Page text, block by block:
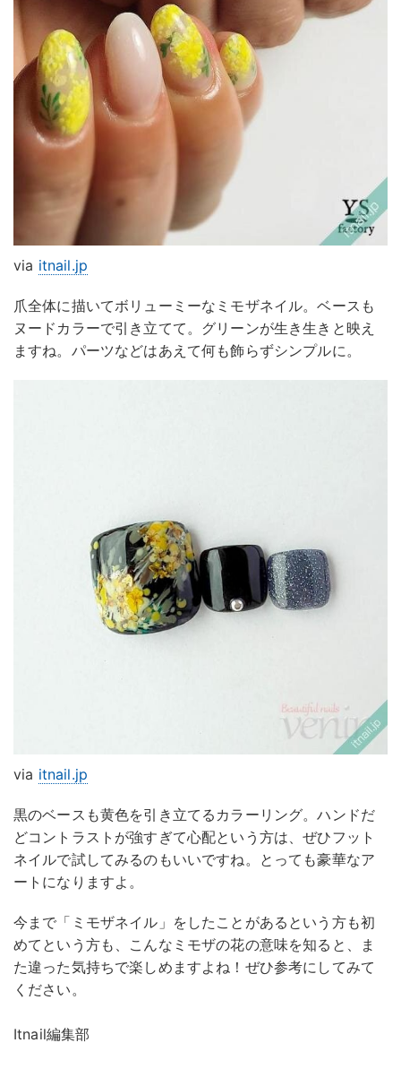
via itnail.jp
爪全体に描いてボリューミーなミモザネイル。ベースも
ヌードカラーで引き立てて。グリーンが生き生きと映え
ますね。パーツなどはあえて何も飾らずシンプルに。
via itnail.jp
黒のベースも黄色を引き立てるカラーリング。ハンドだ
どコントラストが強すぎて心配という方は、ぜひフット
ネイルで試してみるのもいいですね。とっても豪華なア
ートになりますよ。
今まで「ミモザネイル」をしたことがあるという方も初
めてという方も、こんなミモザの花の意味を知ると、ま
た違った気持ちで楽しめますよね！ぜひ参考にしてみて
ください。
Itnail編集部